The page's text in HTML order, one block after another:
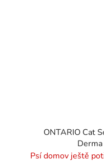
ONTARIO Cat
Derma
Psí domov ještě